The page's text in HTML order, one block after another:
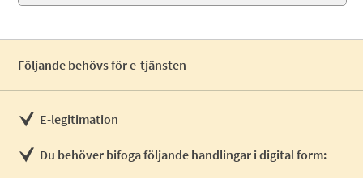
Följande behövs för e-tjänsten
E-legitimation
Du behöver bifoga följande handlingar i digital form: